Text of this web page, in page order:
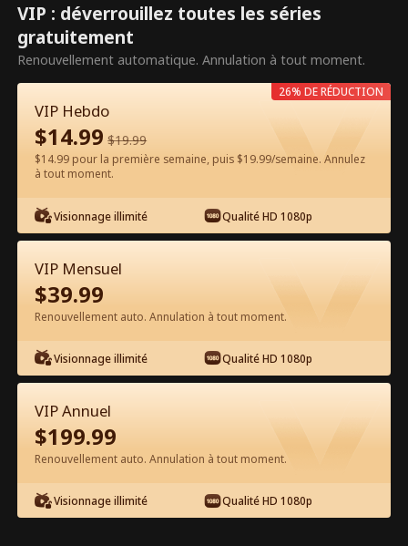
Ce sont des épisodes payants.
Débloquez pour regarder.
60 Débloquer maintenant
Épisode 61 - Promu par le don de
sperme pour mon patron Film
complet
1-50 51-74 Tous les épisodes
61
VIP : déverrouillez toutes les séries
gratuitement
Renouvellement automatique. Annulation à tout moment.
VIP Hebdo
$14.99 $19.99
$14.99 pour la première semaine, puis $19.99/semaine. Annulez
à tout moment.
Visionnage illimité Qualité HD 1080p
26% DE RÉDUCTION
VIP Mensuel
$39.99
Renouvellement auto. Annulation à tout moment.
Visionnage illimité Qualité HD 1080p
VIP Annuel
$199.99
Renouvellement auto. Annulation à tout moment.
Visionnage illimité Qualité HD 1080p